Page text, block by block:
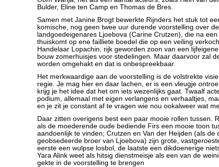
Bulder, Eline ten Camp en Thomas de Bres.
Samen met Janine Brogt bewerkte Rijnders het stuk tot
komische, nog geen twee uur durende voorstelling over
landgoedeigenares Ljoebova (Carine Crutzen), die na
thuiskomt op ene failliete boedel die op een veiling
Handelaar Lopachin, rijk geworden zoon van een
bouw zomerhuisjes voor stedelingen. Maar daarvoor zal
worden omgehakt en dat is onbespreekbaar.
Het merkwaardige aan de voorstelling is de volstrekte
regie. Je mag hier en daar lachen, er is een vleugje
krijg je het idee dat het om iets wezenlijks gaat. Twaalf
podium, allemaal met eigen verlangens en verhaaltjes,
en je zit je constant af te vragen wie nou ookalweer wat
Daar zitten overigens best een paar mooie rollen tussen.
als de moederende oude bediende Firs een mooie toon
aandoenlijk te vinden; Crutzen en Van der Heijden (als de
geobsedeerde broer van Ljoebova) zijn grote,
eerste een wulpse losbol, de laatste een dikdoenerige
Yara Alink weet als hitsig dienstmeisje als een van de
gekte in de voorstelling te brengen